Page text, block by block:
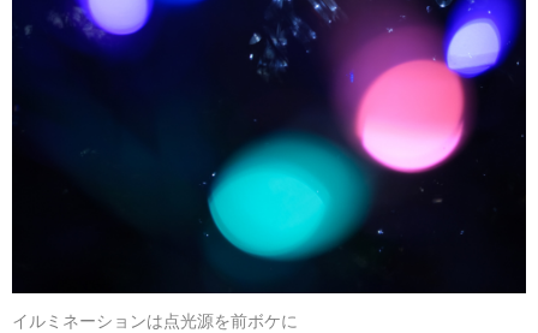
イルミネーションは点光源を前ボケに